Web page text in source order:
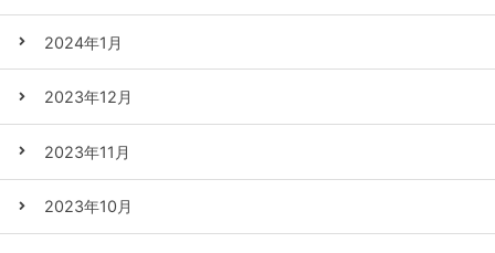
2024年1月
2023年12月
2023年11月
2023年10月